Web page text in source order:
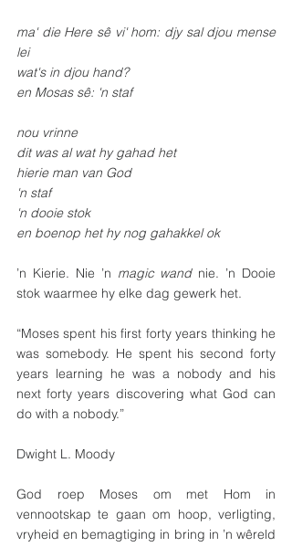
ma' die Here sê vi' hom: djy sal djou mense
lei
wat's in djou hand?
en Mosas sê: 'n staf
nou vrinne
dit was al wat hy gahad het
hierie man van God
'n staf
'n dooie stok
en boenop het hy nog gahakkel ok
’n Kierie. Nie ’n magic wand nie. ’n Dooie
stok waarmee hy elke dag gewerk het.
“Moses spent his first forty years thinking he
was somebody. He spent his second forty
years learning he was a nobody and his
next forty years discovering what God can
do with a nobody.”
Dwight L. Moody
God roep Moses om met Hom in
vennootskap te gaan om hoop, verligting,
vryheid en bemagtiging in bring in ’n wêreld